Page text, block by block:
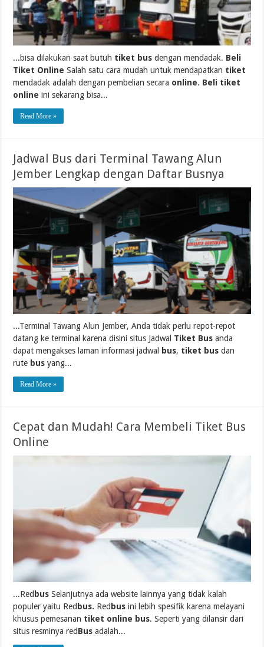
...bisa dilakukan saat butuh tiket bus dengan mendadak. Beli
Tiket Online Salah satu cara mudah untuk mendapatkan tiket
mendadak adalah dengan pembelian secara online. Beli tiket
online ini sekarang bisa...
Read More »
Jadwal Bus dari Terminal Tawang Alun
Jember Lengkap dengan Daftar Busnya
...Terminal Tawang Alun Jember, Anda tidak perlu repot-repot
datang ke terminal karena disini situs Jadwal Tiket Bus anda
dapat mengakses laman informasi jadwal
bus, tiket bus dan
rute bus yang...
Read More »
Cepat dan Mudah! Cara Membeli Tiket Bus
Online
...Red bus Selanjutnya ada website lainnya yang tidak kalah
populer yaitu Red bus. Red bus ini lebih spesifik karena melayani
khusus pemesanan tiket online bus. Seperti yang dilansir dari
situs resminya redBus adalah...